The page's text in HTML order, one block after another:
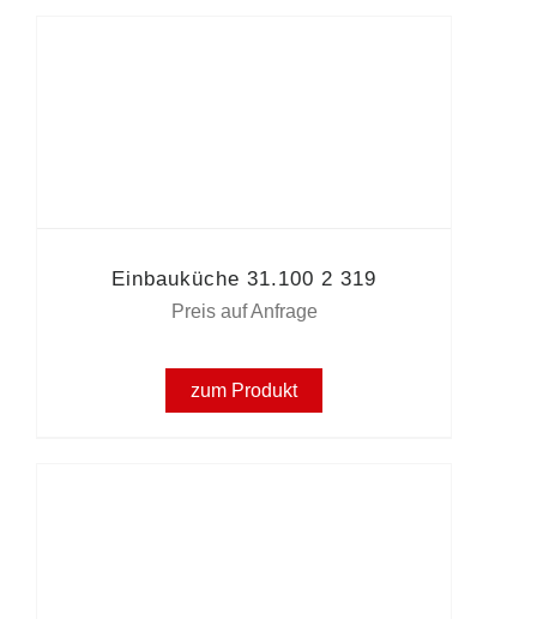
Einbauküche 31.100 2 319
Preis auf Anfrage
zum Produkt